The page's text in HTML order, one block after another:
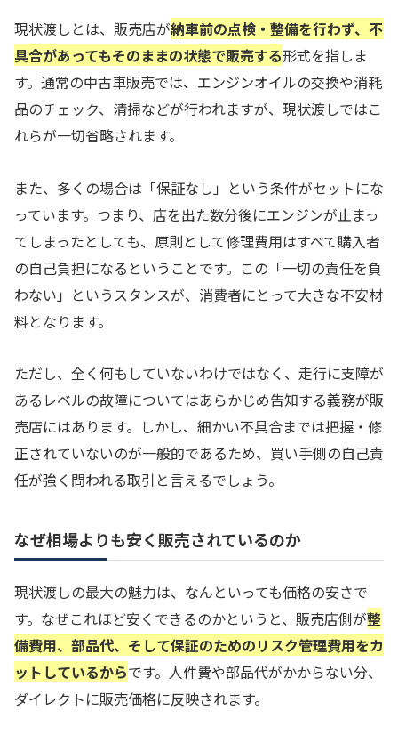
現状渡しとは、販売店が納車前の点検・整備を行わず、不
具合があってもそのままの状態で販売する形式を指しま
す。通常の中古車販売では、エンジンオイルの交換や消耗
品のチェック、清掃などが行われますが、現状渡しではこ
れらが一切省略されます。
また、多くの場合は「保証なし」という条件がセットにな
っています。つまり、店を出た数分後にエンジンが止まっ
てしまったとしても、原則として修理費用はすべて購入者
の自己負担になるということです。この「一切の責任を負
わない」というスタンスが、消費者にとって大きな不安材
料となります。
ただし、全く何もしていないわけではなく、走行に支障が
あるレベルの故障についてはあらかじめ告知する義務が販
売店にはあります。しかし、細かい不具合までは把握・修
正されていないのが一般的であるため、買い手側の自己責
任が強く問われる取引と言えるでしょう。
なぜ相場よりも安く販売されているのか
現状渡しの最大の魅力は、なんといっても価格の安さで
す。なぜこれほど安くできるのかというと、販売店側が整
備費用、部品代、そして保証のためのリスク管理費用をカ
ットしているからです。人件費や部品代がかからない分、
ダイレクトに販売価格に反映されます。